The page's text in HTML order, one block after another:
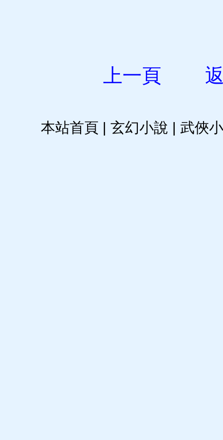
上一頁
本站首頁 | 玄幻小說 | 武俠